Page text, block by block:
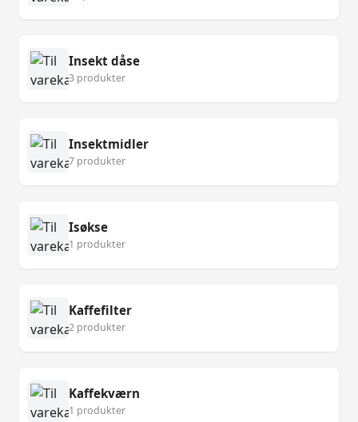
Insekt dåse
3 produkter
Insektmidler
7 produkter
Isøkse
1 produkter
Kaffefilter
2 produkter
Kaffekværn
1 produkter